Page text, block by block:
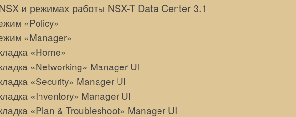
и режимах работы NSX-T Data Center 3.1
«Policy»
«Manager»
«Home»
«Networking» Manager UI
«Security» Manager UI
«Inventory» Manager UI
«Plan & Troubleshoot» Manager UI